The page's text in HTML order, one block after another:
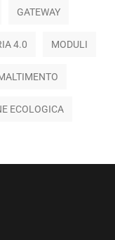
GATEWAY
4.0 MODULI
ECOLOGICA